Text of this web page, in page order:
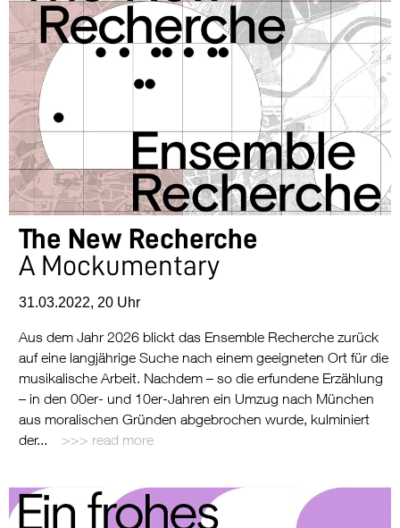
The New Recherche
A Mockumentary
31.03.2022, 20 Uhr
Aus dem Jahr 2026 blickt das Ensemble Recherche zurück
auf eine langjährige Suche nach einem geeigneten Ort für die
musikalische Arbeit. Nachdem – so die erfundene Erzählung
– in den 00er- und 10er-Jahren ein Umzug nach München
aus moralischen Gründen abgebrochen wurde, kulminiert
der...
read more